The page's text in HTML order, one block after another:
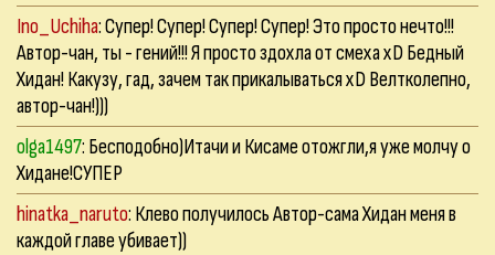
Ino_Uchiha: Супер! Супер! Супер! Супер! Это просто нечто!!!
Автор-чан, ты - гений!!! Я просто здохла от смеха xD Бедный
Хидан! Какузу, гад, зачем так прикалываться xD Велтколепно,
автор-чан!)))
olga1497: Бесподобно)Итачи и Кисаме отожгли,я уже молчу о
Хидане!СУПЕР
hinatka_naruto: Клево получилось Автор-сама Хидан меня в
каждой главе убивает))